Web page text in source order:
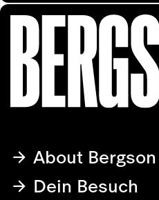
About Bergson
Dein Besuch